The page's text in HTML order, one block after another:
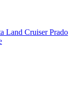
Land Cruiser Prado